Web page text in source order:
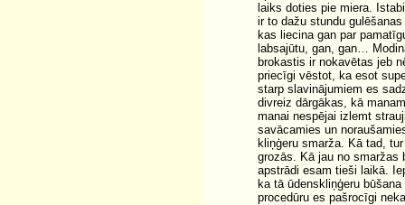
laiks doties pie miera.
ir to dažu stundu
kas liecina gan par
labsajūtu, gan, gan…
brokastis ir nokavētas jeb
priecīgi vēstot, ka esot
starp slavinājumiem es
divreiz dārgākas, kā
manai nespējai izlemt
savācamies un
kliņģeru smarža. Kā tad,
grozās. Kā jau no smaržas
apstrādi esam tieši laikā.
ka tā ūdenskliņģeru
procedūru es pašrocīgi